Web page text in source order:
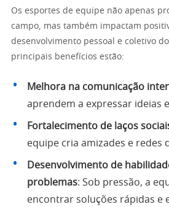
Os esportes de equipe não apenas
campo, mas também impactam
desenvolvimento pessoal e coletivo
principais benefícios estão:
Melhora na comunicação
aprendem a expressar ideias
Fortalecimento de laços
equipe cria amizades e redes
Desenvolvimento de
problemas: Sob pressão, a
encontrar soluções rápidas e